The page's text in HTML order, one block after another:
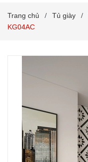
Trang chủ / Tủ giày /
KG04AC